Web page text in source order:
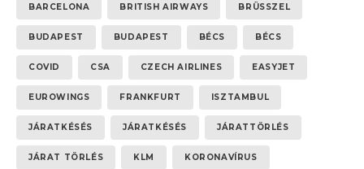
BARCELONA BRITISH AIRWAYS BRÜSSZEL
BUDAPEST BUDAPEST BÉCS BÉCS
COVID CSA CZECH AIRLINES EASYJET
EUROWINGS FRANKFURT ISZTAMBUL
JÁRATKÉSÉS JÁRATKÉSÉS JÁRATTÖRLÉS
JÁRAT TÖRLÉS KLM KORONAVÍRUS